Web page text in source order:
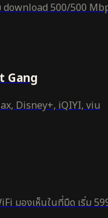
download 500/500
Gang
Disney+, iQIYI, viu
มองเห็นในที่มืด เริ่ม